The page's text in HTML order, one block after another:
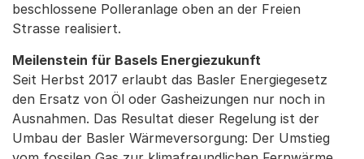
beschlossene Polleranlage oben an der Freien
Strasse realisiert.
Meilenstein für Basels Energiezukunft
Seit Herbst 2017 erlaubt das Basler Energiegesetz
den Ersatz von Öl oder Gasheizungen nur noch in
Ausnahmen. Das Resultat dieser Regelung ist der
Umbau der Basler Wärmeversorgung: Der Umstieg